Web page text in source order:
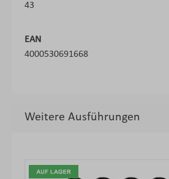
43
EAN
4000530691668
Weitere Ausführungen